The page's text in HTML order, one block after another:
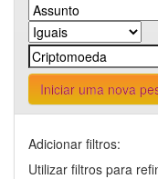
Iniciar uma nova
Adicionar filtros:
Utilizar filtros para